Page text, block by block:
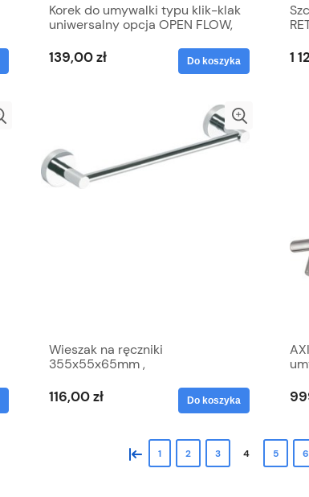
Korek do umywalki typu klik-klak
uniwersalny opcja OPEN FLOW,
139,00 zł Do koszyka 1
Wieszak na ręczniki
355x55x65mm ,
ROUND E
116,00 zł Do koszyka
« 1 2 3 4 5 6